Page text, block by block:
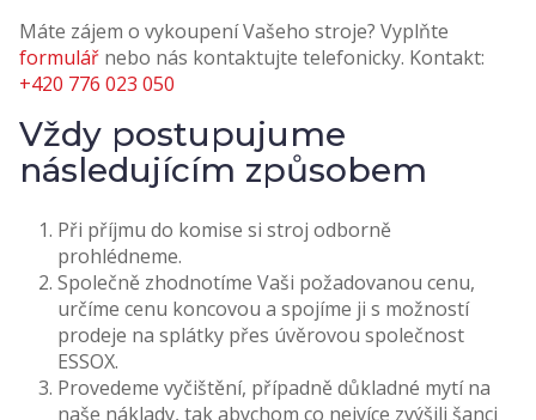
Máte zájem o vykoupení Vašeho stroje? Vyplňte
formulář nebo nás kontaktujte telefonicky. Kontakt:
+420 776 023 050
Vždy postupujume
následujícím způsobem
Při příjmu do komise si stroj odborně
prohlédneme.
Společně zhodnotíme Vaši požadovanou cenu,
určíme cenu koncovou a spojíme ji s možností
prodeje na splátky přes úvěrovou společnost
ESSOX.
Provedeme vyčištění, případně důkladné mytí na
naše náklady, tak abychom co nejvíce zvýšili šanci